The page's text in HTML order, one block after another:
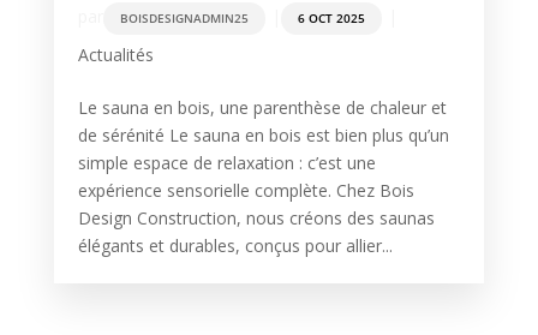
BOISDESIGNADMIN25 6 OCT 2025
Actualités
Le sauna en bois, une parenthèse de chaleur et
de sérénité Le sauna en bois est bien plus qu’un
simple espace de relaxation : c’est une
expérience sensorielle complète. Chez Bois
Design Construction, nous créons des saunas
élégants et durables, conçus pour allier...